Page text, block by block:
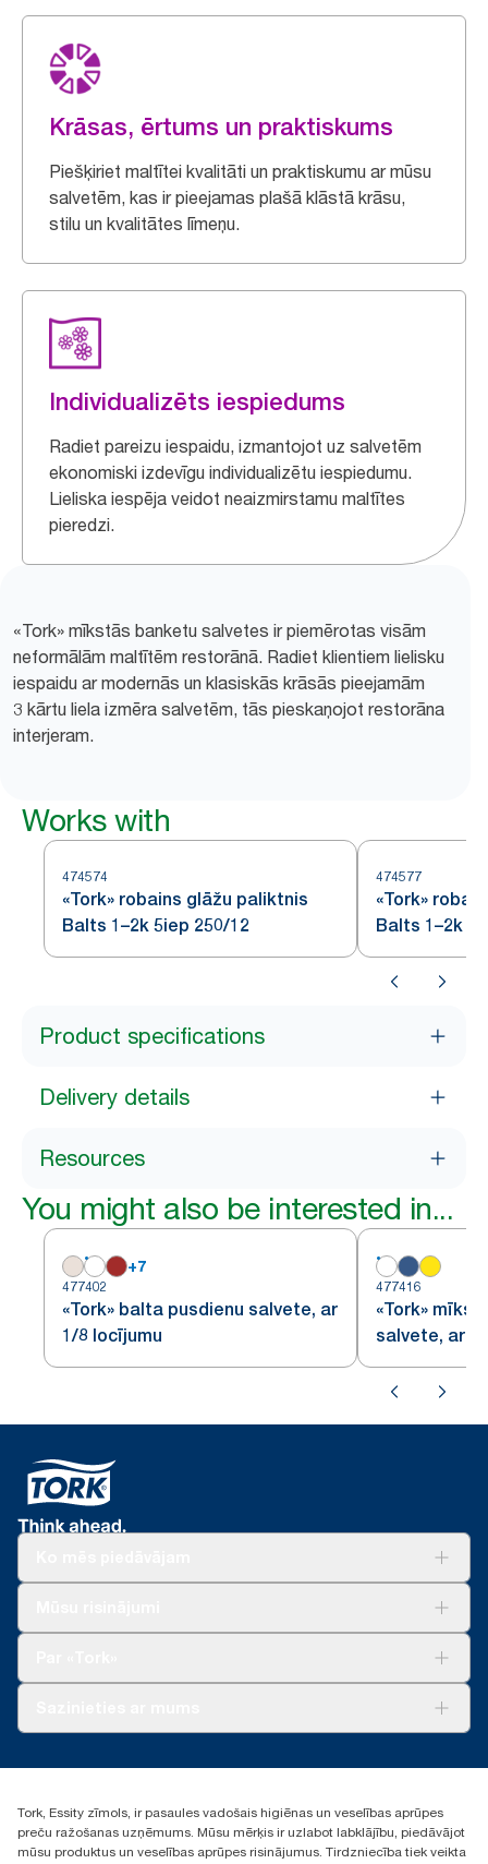
Krāsas, ērtums un praktiskums
Piešķiriet maltītei kvalitāti un praktiskumu ar mūsu
salvetēm, kas ir pieejamas plašā klāstā krāsu,
stilu un kvalitātes līmeņu.
Individualizēts iespiedums
Radiet pareizu iespaidu, izmantojot uz salvetēm
ekonomiski izdevīgu individualizētu iespiedumu.
Lieliska iespēja veidot neaizmirstamu maltītes
pieredzi.
«Tork» mīkstās banketu salvetes ir piemērotas visām
neformālām maltītēm restorānā. Radiet klientiem lielisku
iespaidu ar modernās un klasiskās krāsās pieejamām
3 kārtu liela izmēra salvetēm, tās pieskaņojot restorāna
interjeram.
Works with
474574
«Tork» robains glāžu paliktnis
Balts 1–2k 5iep 250/12
474577
«Tork»
Balts 1–2k
Product specifications
Delivery details
Resources
You might also be interested in...
+7
477402
«Tork» balta pusdienu salvete, ar
1/8 locījumu
477416
«Tork»
salvete, ar
+371 29141799
Atrast izplatītāju
Ulbrokas street 19A
Riga, Latvija
Tork, Essity zīmols, ir pasaules vadošais higiēnas un veselības aprūpes
preču ražošanas uzņēmums. Mūsu mērķis ir uzlabot labklājību, piedāvājot
mūsu produktus un veselības aprūpes risinājumus. Tirdzniecība tiek veikta